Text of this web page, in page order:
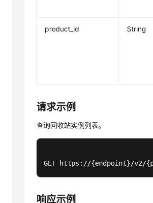
product_id String
请求示例
查询回收站实例列表。
GET https://{endpoint}/v2/
响应示例